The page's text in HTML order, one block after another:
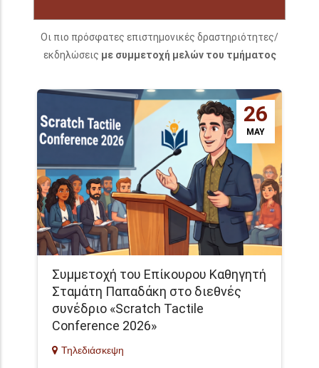
Οι πιο πρόσφατες επιστημονικές δραστηριότητες/
εκδηλώσεις με συμμετοχή μελών του τμήματος
26
MAY
Συμμετοχή του Επίκουρου Καθηγητή
Σταμάτη Παπαδάκη στο διεθνές
συνέδριο «Scratch Tactile
Conference 2026»
Τηλεδιάσκεψη